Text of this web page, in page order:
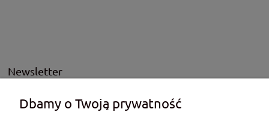
Newsletter
o nowościach i promocjach.
Dbamy o Twoją prywatność